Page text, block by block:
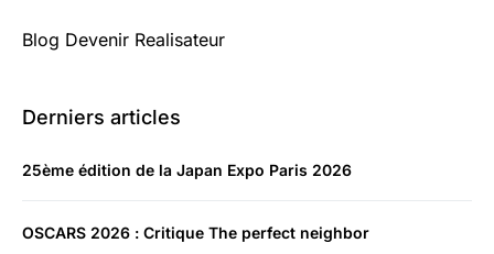
Blog Devenir Realisateur
Derniers articles
25ème édition de la Japan Expo Paris 2026
OSCARS 2026 : Critique The perfect neighbor